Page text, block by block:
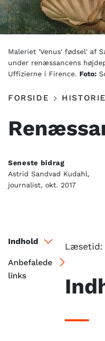
Maleriet 'Venus' fødsel' af
under renæssancens
Uffizierne i Firence. Foto:
FORSIDE HISTORIE
Seneste bidrag
Astrid Sandvad Kudahl,
journalist, okt. 2017
Indhold
Anbefalede
links
Læsetid: